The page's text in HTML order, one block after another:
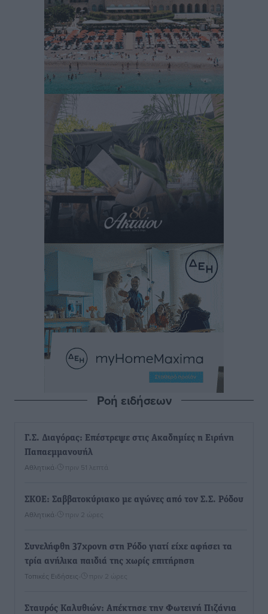
Ροή ειδήσεων
Γ.Σ. Διαγόρας: Επέστρεψε στις Ακαδημίες η Ειρήνη
Παπαεμμανουήλ
Αθλητικά πριν 51 λεπτά
ΣΚΟΕ: Σαββατοκύριακο με αγώνες από τον Σ.Σ. Ρόδου
Αθλητικά πριν 2 ώρες
Συνελήφθη 37χρονη στη Ρόδο γιατί είχε αφήσει τα
τρία ανήλικα παιδιά της χωρίς επιτήρηση
Τοπικές Ειδήσεις πριν 2 ώρες
Σταυρός Καλυθιών: Απέκτησε την Φωτεινή Πιζάνια